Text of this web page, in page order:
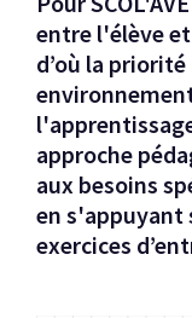
entre l'élève
d’où la
approche
aux besoins
en s'appuyant
exercices